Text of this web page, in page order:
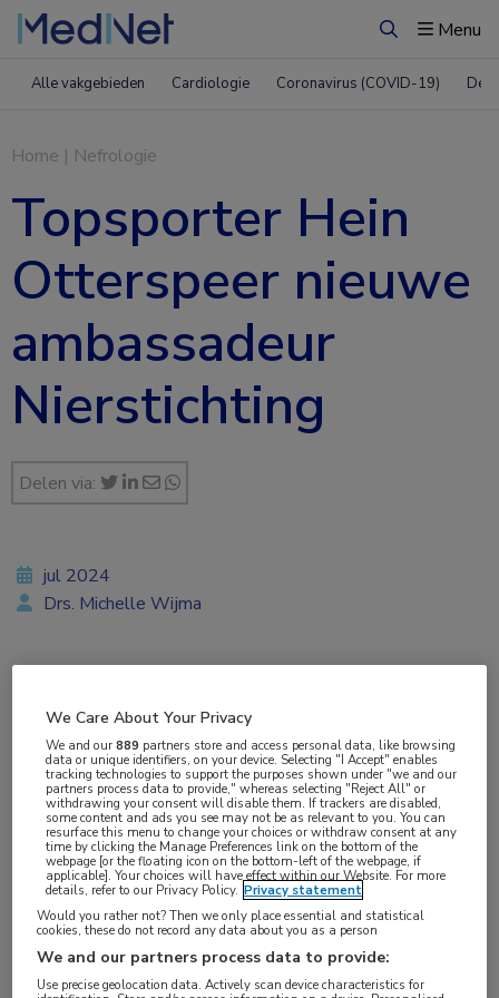
ZoekenMenu
Alle vakgebieden Cardiologie Coronavirus (COVID-19)
Home | Nefrologie
Topsporter Hein
Otterspeer nieuwe
ambassadeur
Nierstichting
Delen via:
De Nierstichting heeft in Hein Otterspeer een
nieuwe ambassadeur gevonden. De professioneel
schaatser ervaarde de gevolgen van nierziekte
van dichtbij en wil hier meer aandacht voor
jul 2024
Drs. Michelle Wijma
Nefrologie
We Care About Your Privacy
We and our889 partners store and access personal data, like browsing
data or unique identifiers, on your device. Selecting "I Accept" enables
tracking technologies to support the purposes shown under "we and our
partners process data to provide," whereas selecting "Reject All" or
withdrawing your consent will disable them. If trackers are disabled,
some content and ads you see may not be as relevant to you. You can
resurface this menu to change your choices or withdraw consent at any
time by clicking the Manage Preferences link on the bottom of the
webpage [or the floating icon on the bottom-left of the webpage, if
applicable]. Your choices will have effect within our Website. For more
details, refer to our Privacy Policy. Privacy statement
Would you rather not? Then we only place essential and statistical
cookies, these do not record any data about you as a person
We and our partners process data to provide:
Use precise geolocation data. Actively scan device characteristics for